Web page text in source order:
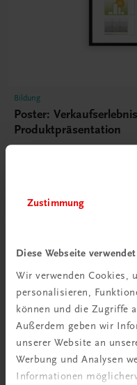
Zustimmung
Diese Webseite
Wir verwenden Cookies,
personalisieren,
können und die Zugriffe
Außerdem geben wir
unserer Website an
Werbung und Analysen
Informationen
Bildung
Poster:
Produktpräsentation